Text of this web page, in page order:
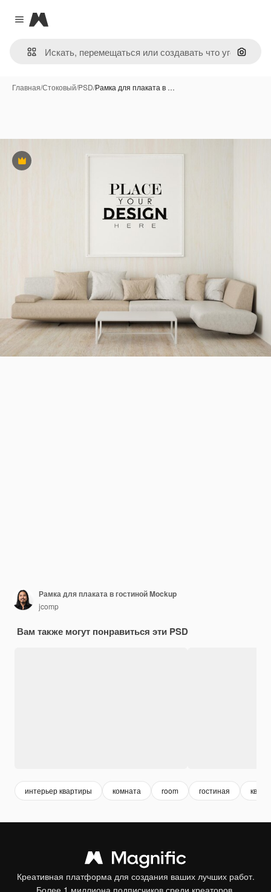
Close menu
Magnific
Поиск
Главная/Стоковый/PSD/Рамка для плаката в …
Премиум
Рамка для плаката в гостиной Mockup
jcomp
Вам также могут понравиться эти PSD
интерьер квартиры комната room гостиная
Креативная платформа для создания ваших лучших работ.
Более 1 миллиона подписчиков среди креаторов,